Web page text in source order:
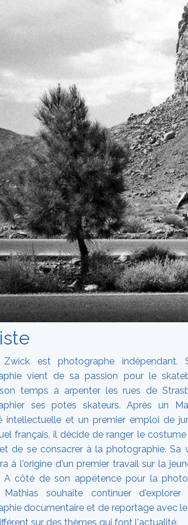
Zwick est photographe
vient de sa passion pour le
temps à arpenter les rues de
ses potes skateurs. Après un
intellectuelle et un premier emploi de
français, il décide de ranger le
de se consacrer à la photographie. Sa
à l'origine d'un premier travail sur la
A côté de son appétence pour la
Mathias souhaite continuer
documentaire et de reportage avec
sur des thèmes qui font l'actualité.